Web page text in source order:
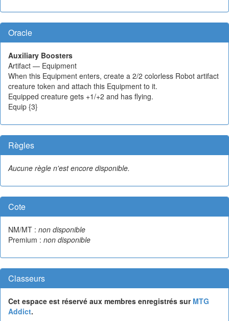
Oracle
Auxiliary Boosters
Artifact — Equipment
When this Equipment enters, create a 2/2 colorless Robot artifact
creature token and attach this Equipment to it.
Equipped creature gets +1/+2 and has flying.
Equip {3}
Règles
Aucune règle n'est encore disponible.
Cote
NM/MT : non disponible
Premium : non disponible
Classeurs
Cet espace est réservé aux membres enregistrés sur MTG
Addict.